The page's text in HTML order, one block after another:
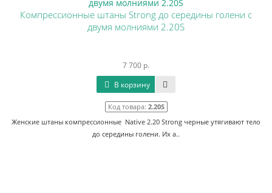
Компрессионные штаны Strong до середины голени с
двумя молниями 2.20S
7 700 р.
В корзину
Код товара: 2.20S
Женские штаны компрессионные Native 2.20 Strong черные утягивают тело
до середины голени. Их а..